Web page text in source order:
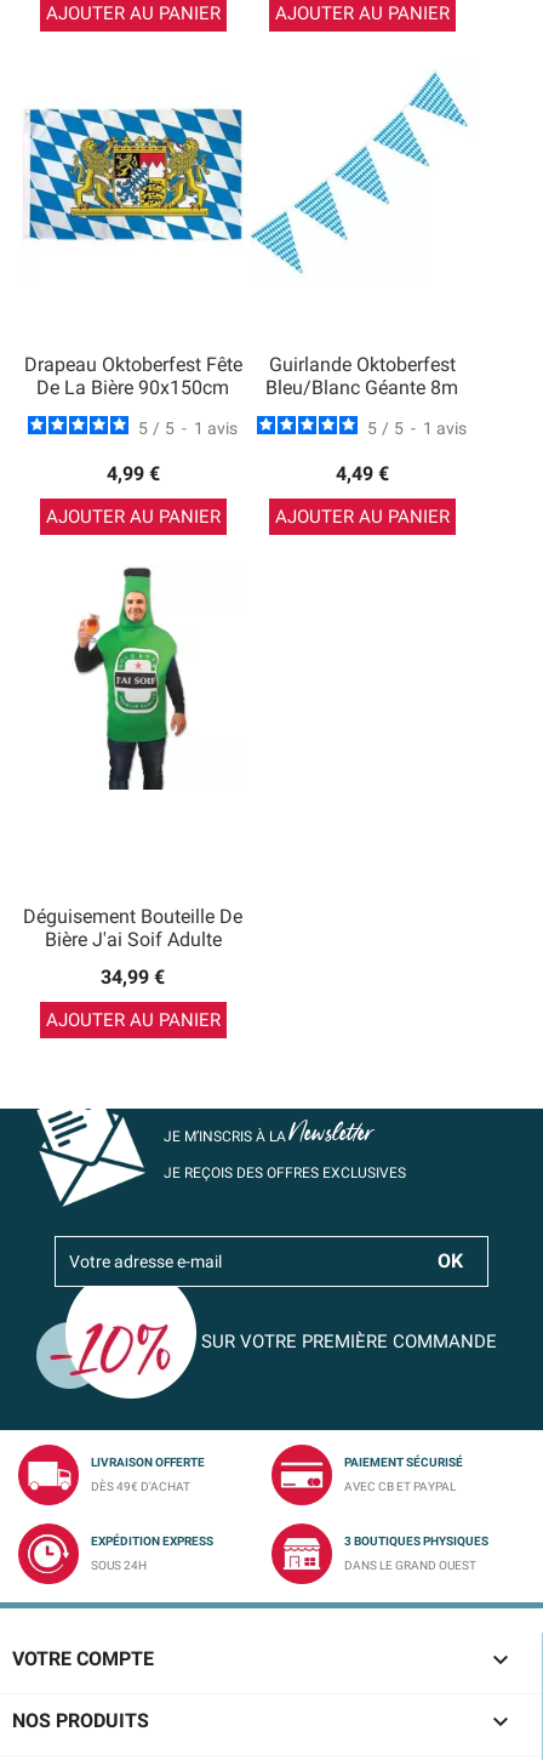
AJOUTER AU PANIER AJOUTER AU PANIER
Drapeau Oktoberfest Fête
De La Bière 90x150cm
5 / 5 - 1 avis
4,99 €
AJOUTER AU PANIER
Guirlande Oktoberfest
Bleu/blanc Géante 8m
5 / 5 - 1 avis
4,49 €
AJOUTER AU PANIER
Déguisement Bouteille De
Bière J'ai Soif Adulte
34,99 €
AJOUTER AU PANIER
JE M’INSCRIS À LANewsletter
JE REÇOIS DES OFFRES EXCLUSIVES
SUR VOTRE PREMIÈRE COMMANDE
LIVRAISON OFFERTE
DÈS 49€ D'ACHAT
PAIEMENT SÉCURISÉ
AVEC CB ET PAYPAL
EXPÉDITION EXPRESS
SOUS 24H
3 BOUTIQUES PHYSIQUES
DANS LE GRAND OUEST
VOTRE COMPTE 
NOS PRODUITS 